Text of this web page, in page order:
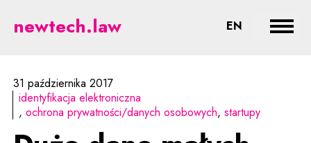
Duże dane małych firm -
newtech.law EN CHANGE
31 października 2017
identyfikacja elektroniczna
ochrona prywatności/danych osobowych startupy